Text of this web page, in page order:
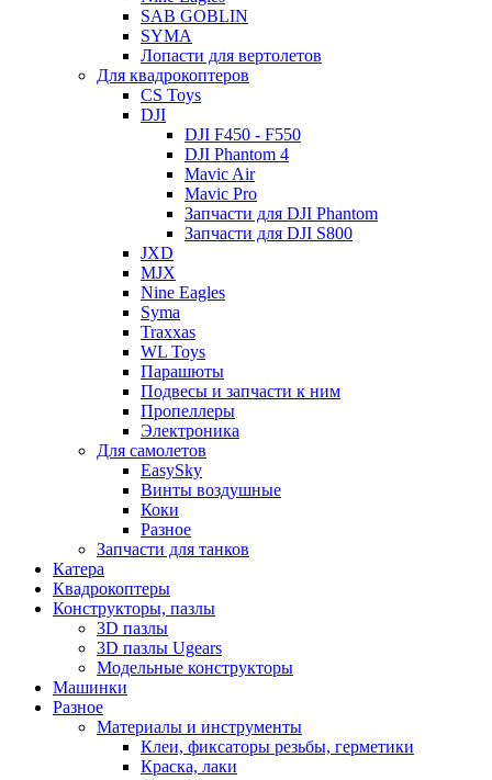
SAB GOBLIN
SYMA
Лопасти для вертолетов
Для квадрокоптеров
CS Toys
DJI
DJI F450 - F550
DJI Phantom 4
Mavic Air
Mavic Pro
Запчасти для DJI Phantom
Запчасти для DJI S800
JXD
MJX
Nine Eagles
Syma
Traxxas
WL Toys
Парашюты
Подвесы и запчасти к ним
Пропеллеры
Электроника
Для самолетов
EasySky
Винты воздушные
Коки
Разное
Запчасти для танков
Катера
Квадрокоптеры
Конструкторы, пазлы
3D пазлы
3D пазлы Ugears
Модельные конструкторы
Машинки
Разное
Материалы и инструменты
Клеи, фиксаторы резьбы, герметики
Краска, лаки